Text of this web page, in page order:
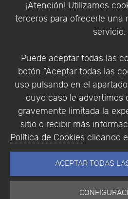
¡Atención! Utilizamos
terceros para ofrecerle una
servicio.
Puede aceptar todas las
botón “Aceptar todas las
uso pulsando en el
cuyo caso le advertimos
gravemente limitada la
sitio o recibir más
Política de Cookies clicando
ACEPTAR TODAS
Política de
Condiciones de
Identificarse
Empresa|Aviso Legal|
Política de
© Copyright 1994 - 2026.
Científico,
Portugal.